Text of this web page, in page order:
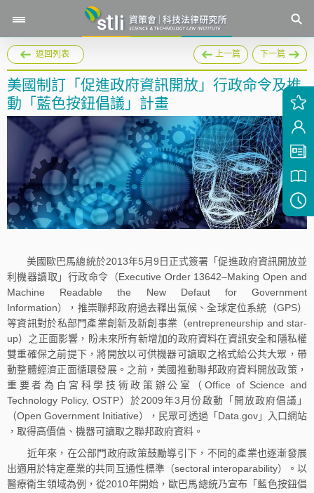
返回列表 上一篇 下一篇
美國制訂「促進政府資訊開放」行政命令及推
動「藍色按鈕倡議」計畫
美國歐巴馬總統於2013年5月9日正式簽署「促進政府資訊開放並
利機器讀取」行政命令（Executive Order 13642–Making Open and
Machine Readable the New Defaut for Government
Information），推崇聯邦政府過去釋出氣候、全球定位系統（GPS）
等資訊對於私部門產業創新及新創事業（entrepreneurship and star-
up）之正面影響，盼未來所有新增加的政府資料在資訊安全和隱私權
雙重確保之前提下，將開放以可供機器可讀取之格式給公共大眾，帶
動整體經濟正面循環發展。之前，美國推動聯邦政府資料開放政策，
重要者為白宮科學技術政策辦公室（Office of Science and
Technology Policy, OSTP）於2009年3月份啟動「開放政府倡議」
（Open Government Initiative），民眾可透過「Data.gov」入口網站
，取得高價值、機器可讀取之聯邦政府資料。
近年來，在公部門政府政策鼓勵導引下，不同的產業也逐漸發展
出適用於特定產業的共同互通性標準（sectoral interoparability）。以
醫療衛生領域為例，從2010年開始，歐巴馬總統乃宣布「藍色按鈕倡